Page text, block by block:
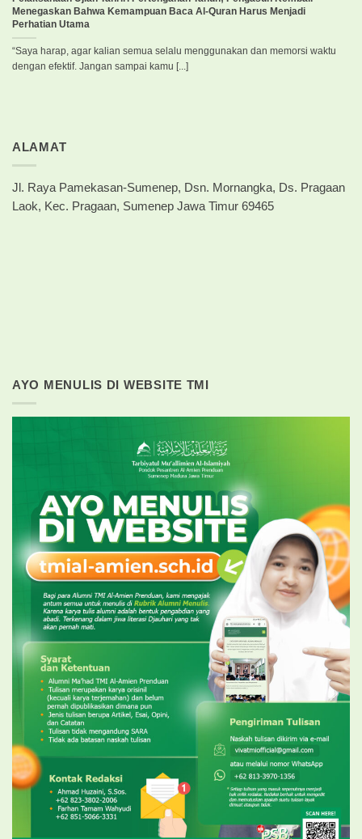
Menegaskan Bahwa Kemampuan Baca Al-Quran Harus Menjadi
Perhatian Utama
“Saya harap, agar kalian semua selalu menggunakan dan memorsi waktu
dengan efektif. Jangan sampai kamu [...]
ALAMAT
Jl. Raya Pamekasan-Sumenep, Dsn. Mornangka, Ds. Pragaan
Laok, Kec. Pragaan, Sumenep Jawa Timur 69465
AYO MENULIS DI WEBSITE TMI